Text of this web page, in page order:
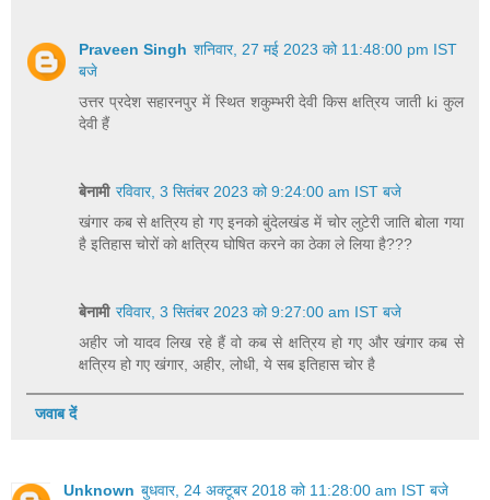
Praveen Singh शनिवार, 27 मई 2023 को 11:48:00 pm IST
बजे
उत्तर प्रदेश सहारनपुर में स्थित शकुम्भरी देवी किस क्षत्रिय जाती ki कुल
देवी हैं
बेनामी रविवार, 3 सितंबर 2023 को 9:24:00 am IST बजे
खंगार कब से क्षत्रिय हो गए इनको बुंदेलखंड में चोर लुटेरी जाति बोला गया
है इतिहास चोरों को क्षत्रिय घोषित करने का ठेका ले लिया है???
बेनामी रविवार, 3 सितंबर 2023 को 9:27:00 am IST बजे
अहीर जो यादव लिख रहे हैं वो कब से क्षत्रिय हो गए और खंगार कब से
क्षत्रिय हो गए खंगार, अहीर, लोधी, ये सब इतिहास चोर है
जवाब दें
Unknown बुधवार, 24 अक्टूबर 2018 को 11:28:00 am IST बजे